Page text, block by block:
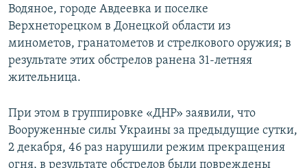
Водяное, городе Авдеевка и поселке
Верхнеторецком в Донецкой области из
минометов, гранатометов и стрелкового оружия; в
результате этих обстрелов ранена 31-летняя
жительница.
При этом в группировке «ДНР» заявили, что
Вооруженные силы Украины за предыдущие сутки,
2 декабря, 46 раз нарушили режим прекращения
огня, в результате обстрелов были повреждены